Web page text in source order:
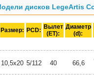
дисков LegeArtis
Размер: PCD: Вылет
(ET):
Диаметр
(d):
10,5x20 5/112 40 66,6